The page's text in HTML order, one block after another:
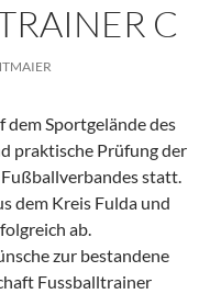
C
Sportgelände des
praktische Prüfung der
statt.
dem Kreis Fulda und
ab.
zur bestandene
Fussballtrainer